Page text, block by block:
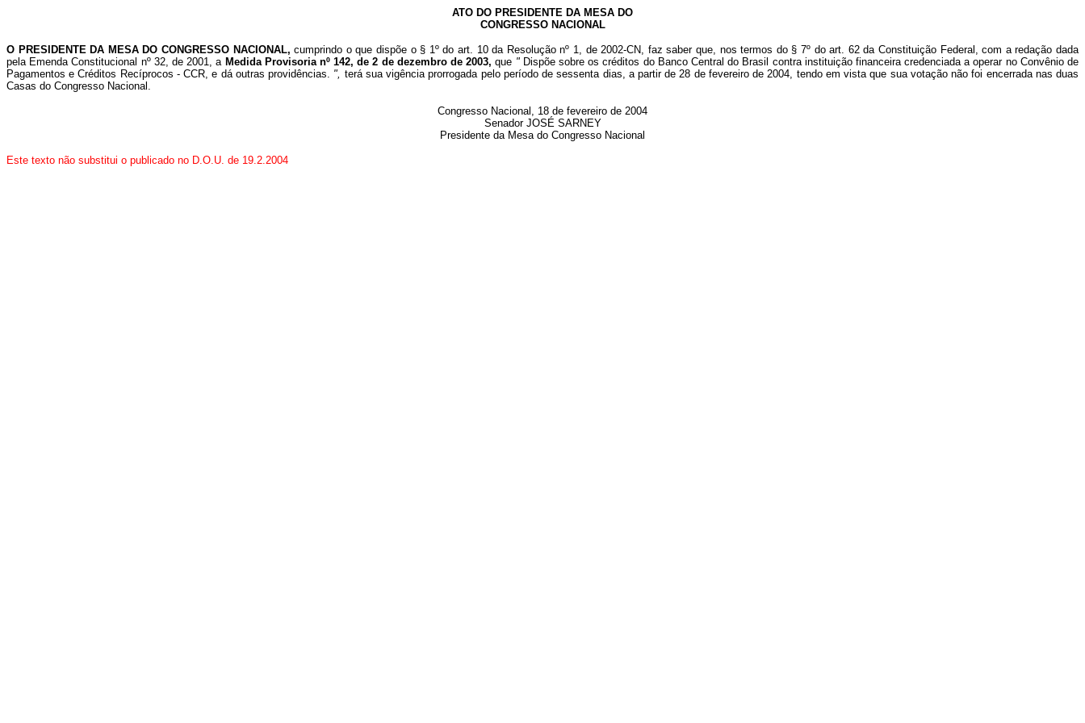
ATO DO PRESIDENTE DA MESA DO
CONGRESSO NACIONAL
O PRESIDENTE DA MESA DO CONGRESSO NACIONAL,cumprindo o que dispõe o § 1ºdo art. 10 da Resolução nº 1, de 2002-CN, faz saber que, nos termos do § 7º do art. 62 da Constituição Federal, com a redação dada
pela Emenda Constitucional nº 32, de 2001, a Medida Provisoria nº 142, de 2 de dezembro de 2003,que " Dispõe sobre os créditos do Banco Central do Brasil contra instituição financeira credenciada a operar no Convênio de
Pagamentos e Créditos Recíprocos - CCR, e dá outras providências. ", terá sua vigência prorrogada pelo período de sessenta dias, a partir de 28 de fevereiro de 2004, tendo em vista que sua votação não foi encerrada nas duas
Casas do Congresso Nacional.
Congresso Nacional, 18 de fevereiro de 2004
Senador JOSÉ SARNEY
Presidente da Mesa do Congresso Nacional
Este texto não substitui o publicado no D.O.U. de 19.2.2004